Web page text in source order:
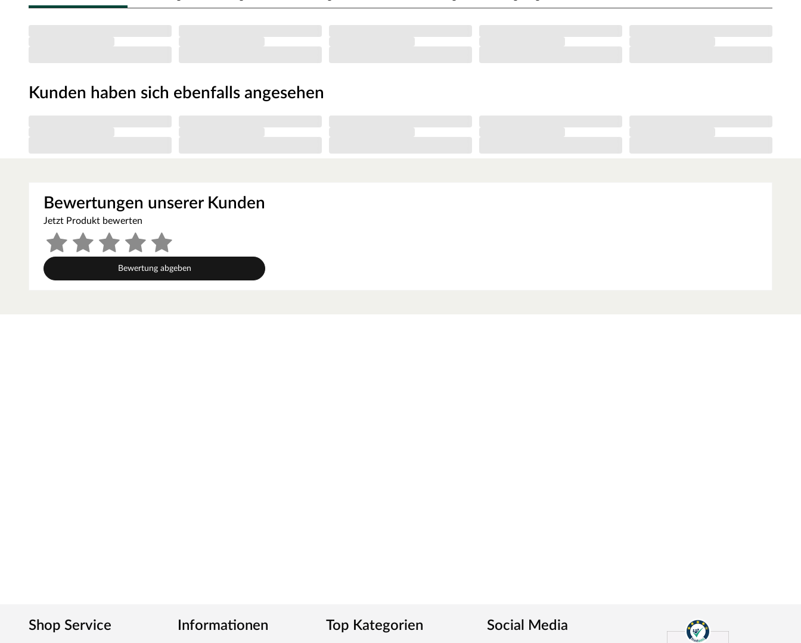
Kunden haben sich ebenfalls angesehen
Bewertungen unserer Kunden
Jetzt Produkt bewerten
Bewertung abgeben
Shop Service Informationen Top Kategorien Social Media